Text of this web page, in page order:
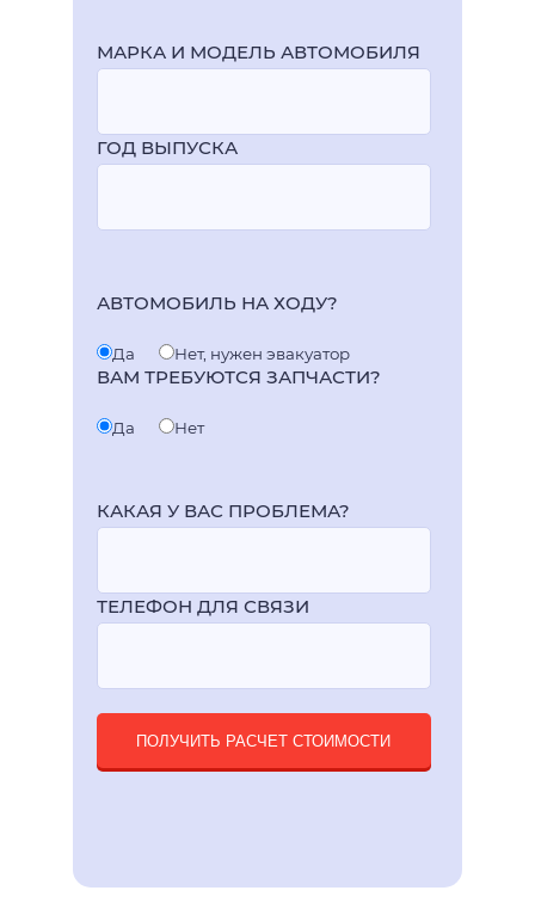
МАРКА И МОДЕЛЬ АВТОМОБИЛЯ
ГОД ВЫПУСКА
АВТОМОБИЛЬ НА ХОДУ?
Да Нет, нужен эвакуатор
ВАМ ТРЕБУЮТСЯ ЗАПЧАСТИ?
Да Нет
КАКАЯ У ВАС ПРОБЛЕМА?
ТЕЛЕФОН ДЛЯ СВЯЗИ
ПОЛУЧИТЬ РАСЧЕТ СТОИМОСТИ